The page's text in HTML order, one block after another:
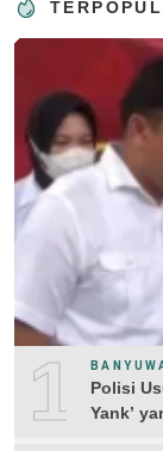
1
Polisi
Yank’